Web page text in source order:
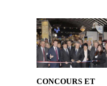
CONCOURS ET